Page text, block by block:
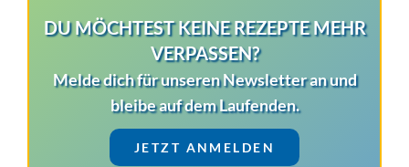
DU MÖCHTEST KEINE REZEPTE MEHR
VERPASSEN?
Melde dich für unseren Newsletter an und
bleibe auf dem Laufenden.
JETZT ANMELDEN